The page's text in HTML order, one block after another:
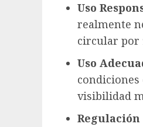
Uso
realmente
circular por
Uso
visibilidad
Regulación